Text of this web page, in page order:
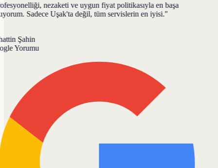
nezaketi ve uygun fiyat politikasıyla en başa
Sadece Uşak'ta değil, tüm servislerin en iyisi."
Şahin
Yorumu